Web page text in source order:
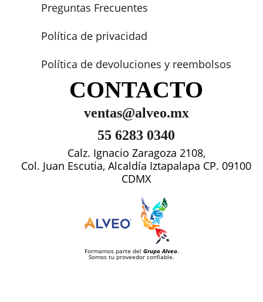
Preguntas Frecuentes
Política de privacidad
Política de devoluciones y reembolsos
CONTACTO
ventas@alveo.mx
55 6283 0340
Calz. Ignacio Zaragoza 2108,
Col. Juan Escutia, Alcaldía Iztapalapa CP. 09100
CDMX
Formamos parte del Grupo Alveo.
Somos tu proveedor confiable.